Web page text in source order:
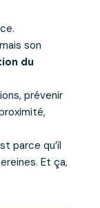
son
du
prévenir
parce qu’il
Et ça,